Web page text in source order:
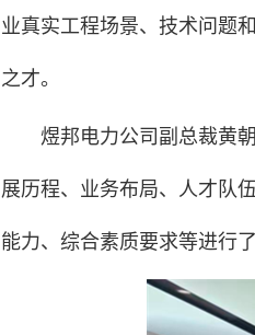
业真实工程场景、技术问题
之才。
煜邦电力公司副总裁黄
展历程、业务布局、人才队
能力、综合素质要求等进行了